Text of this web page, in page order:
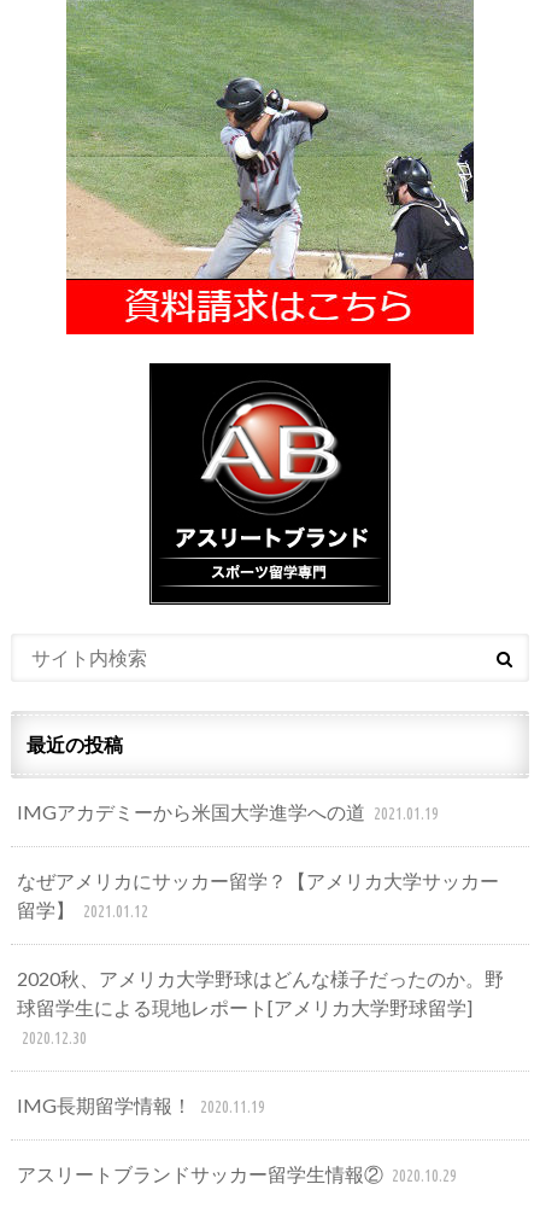
最近の投稿
IMGアカデミーから米国大学進学への道 2021.01.19
なぜアメリカにサッカー留学？【アメリカ大学サッカー
留学】
2021.01.12
2020秋、アメリカ大学野球はどんな様子だったのか。野
球留学生による現地レポート[アメリカ大学野球留学]
2020.12.30
IMG長期留学情報！ 2020.11.19
アスリートブランドサッカー留学生情報② 2020.10.29